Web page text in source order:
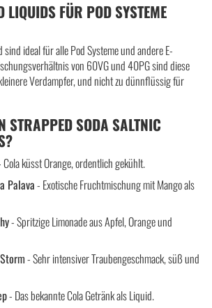
LIQUIDS FÜR POD SYSTEME
ideal für alle Pod Systeme und andere E-
von 60VG und 40PG sind diese
Verdampfer, und nicht zu dünnflüssig für
STRAPPED SODA SALTNIC
Cola küsst Orange, ordentlich gekühlt.
Palava- Exotische Fruchtmischung mit Mango als
- Spritzige Limonade aus Apfel, Orange und
- Sehr intensiver Traubengeschmack, süß und
- Das bekannte Cola Getränk als Liquid.